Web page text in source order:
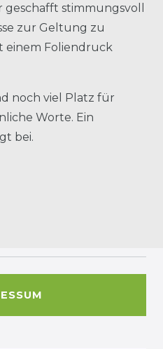
geschafft stimmungsvoll
zur Geltung zu
einem Foliendruck
noch viel Platz für
Worte. Ein
bei.